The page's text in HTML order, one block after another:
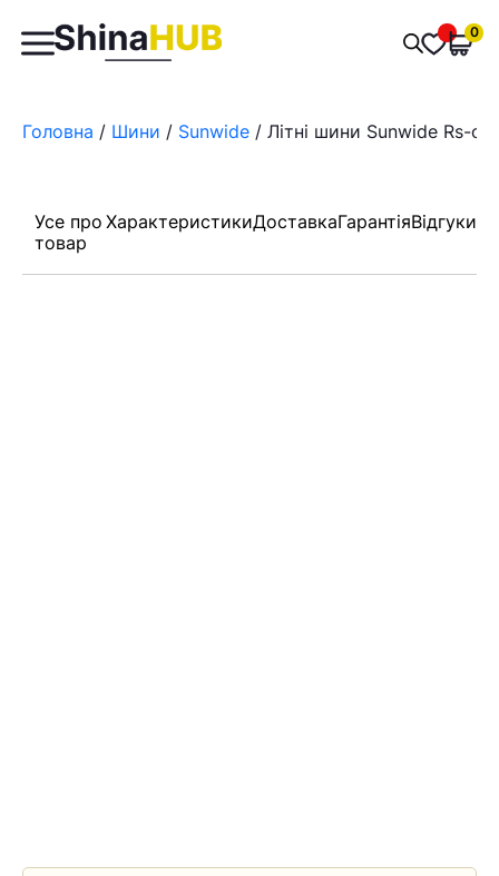
Пошук
товарів
0
Головна / Шини / Sunwide / Літні шини Sunwide Rs-
Усе про
товар
ХарактеристикиДоставкаГарантіяВідгуки